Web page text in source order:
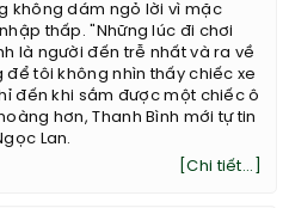
không dám ngỏ lời vì mặc
thấp. "Những lúc đi chơi
là người đến trễ nhất và ra về
để tôi không nhìn thấy chiếc xe
đến khi sắm được một chiếc ô
hơn, Thanh Bình mới tự tin
Lan.
[Chi tiết...]